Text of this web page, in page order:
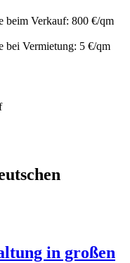
in großen